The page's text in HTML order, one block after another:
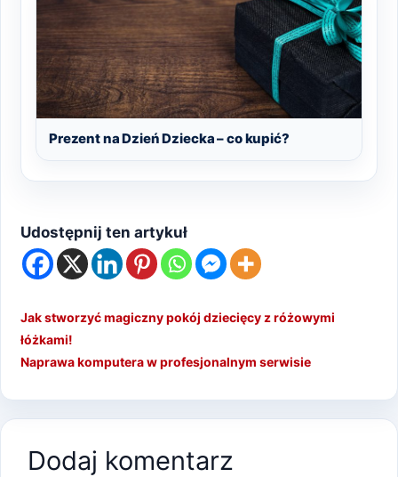
Prezent na Dzień Dziecka – co kupić?
Udostępnij ten artykuł
Jak stworzyć magiczny pokój dziecięcy z różowymi
łóżkami!
Naprawa komputera w profesjonalnym serwisie
Dodaj komentarz